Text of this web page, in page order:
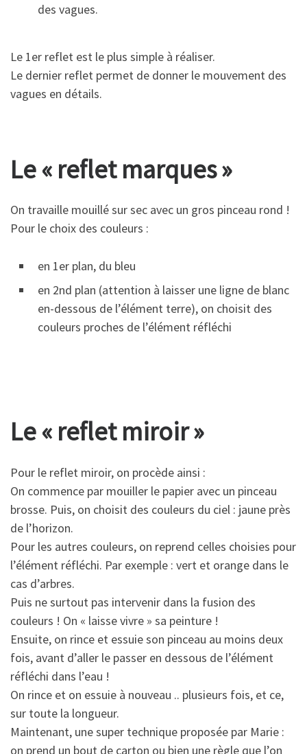
des vagues.
Le 1er reflet est le plus simple à réaliser.
Le dernier reflet permet de donner le mouvement des
vagues en détails.
Le « reflet marques »
On travaille mouillé sur sec avec un gros pinceau rond !
Pour le choix des couleurs :
en 1er plan, du bleu
en 2nd plan (attention à laisser une ligne de blanc
en-dessous de l’élément terre), on choisit des
couleurs proches de l’élément réfléchi
Le « reflet miroir »
Pour le reflet miroir, on procède ainsi :
On commence par mouiller le papier avec un pinceau
brosse. Puis, on choisit des couleurs du ciel : jaune près
de l’horizon.
Pour les autres couleurs, on reprend celles choisies pour
l’élément réfléchi. Par exemple : vert et orange dans le
cas d’arbres.
Puis ne surtout pas intervenir dans la fusion des
couleurs ! On « laisse vivre » sa peinture !
Ensuite, on rince et essuie son pinceau au moins deux
fois, avant d’aller le passer en dessous de l’élément
réfléchi dans l’eau !
On rince et on essuie à nouveau .. plusieurs fois, et ce,
sur toute la longueur.
Maintenant, une super technique proposée par Marie :
on prend un bout de carton ou bien une règle que l’on